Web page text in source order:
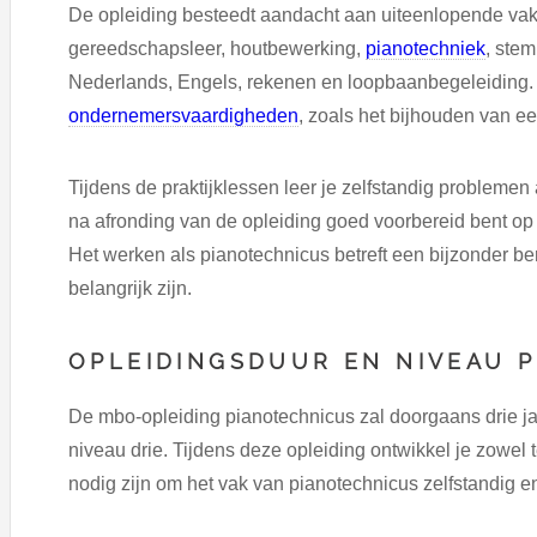
De opleiding besteedt aandacht aan uiteenlopende
gereedschapsleer, houtbewerking, pianotechniek,
Nederlands, Engels, rekenen en
ondernemersvaardigheden, zoals het bijhouden van
Tijdens de praktijklessen leer je zelfstandig
na afronding van de opleiding goed voorbereid bent
Het werken als pianotechnicus betreft een bijzonder
belangrijk zijn.
OPLEIDINGSDUUR EN NIVEAU
De mbo-opleiding pianotechnicus zal doorgaans drie
niveau drie. Tijdens deze opleiding ontwikkel je
nodig zijn om het vak van pianotechnicus zelfstandig